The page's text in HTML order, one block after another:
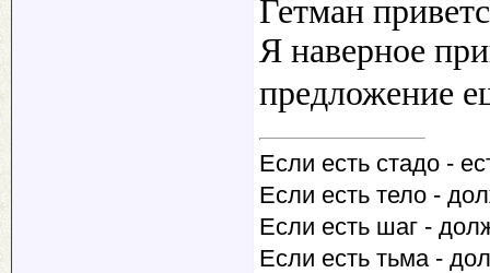
Гетман
Я наверное
предложение
Если есть стадо -
Если есть тело -
Если есть шаг -
Если есть тьма -